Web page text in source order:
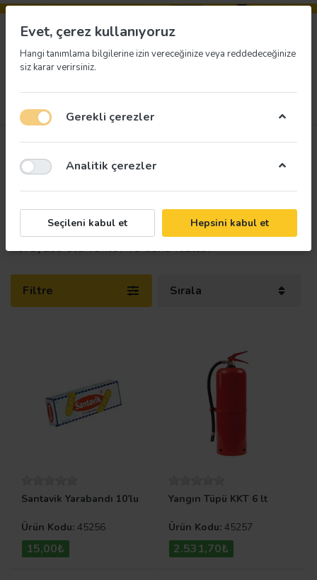
üründen arası
İş yerinizin ihtiyacı olan en avantajlı iş güvenliği
malzemeleri uygun fiyatlarla sizleri bekliyor. El
koruyucu eldivenler ve daha fazlası
Filtre Sırala
Santavik Yarabandı 10’lu
Ürün Kodu: 45256
15,00₺
Yangın Tüpü KKT 6 lt
Ürün Kodu: 45257
2.531,70₺
Evet, çerez kullanıyoruz
Hangi tanımlama bilgilerine izin vereceğinize veya reddedeceğinize
siz karar verirsiniz.
Gerekli çerezler
Analitik çerezler
Seçileni kabul et Hepsini kabul et